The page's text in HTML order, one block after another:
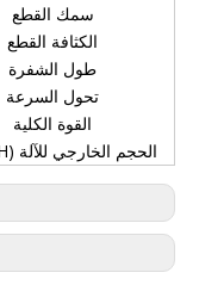
سمك القطع
الكثافة القطع
طول الشفرة
تحول السرعة
القوة الكلية
الحجم الخارجي للآلة (LXWXH)